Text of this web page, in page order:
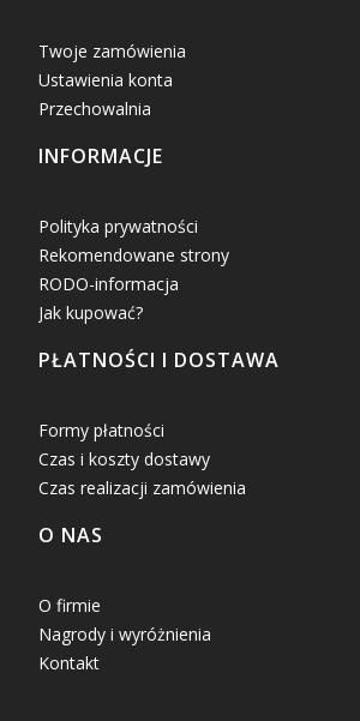
Twoje zamówienia
Ustawienia konta
Przechowalnia
INFORMACJE
Polityka prywatności
Rekomendowane strony
RODO-informacja
Jak kupować?
PŁATNOŚCI I DOSTAWA
Formy płatności
Czas i koszty dostawy
Czas realizacji zamówienia
O NAS
O firmie
Nagrody i wyróżnienia
Kontakt